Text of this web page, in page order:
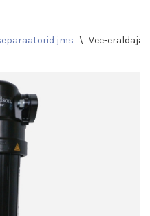
jms \ Vee-eraldaja